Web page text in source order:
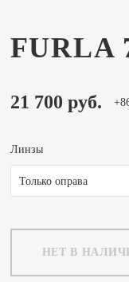
FURLA
21 700 руб.
Линзы
Только оправа
НЕТ В